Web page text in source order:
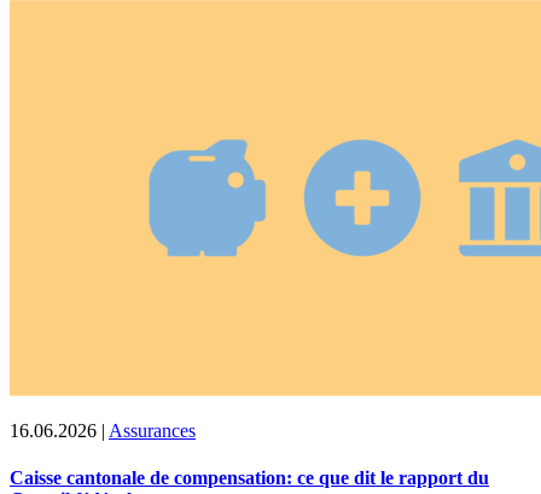
16.06.2026 | Assurances
Caisse cantonale de compensation: ce que dit le rapport du